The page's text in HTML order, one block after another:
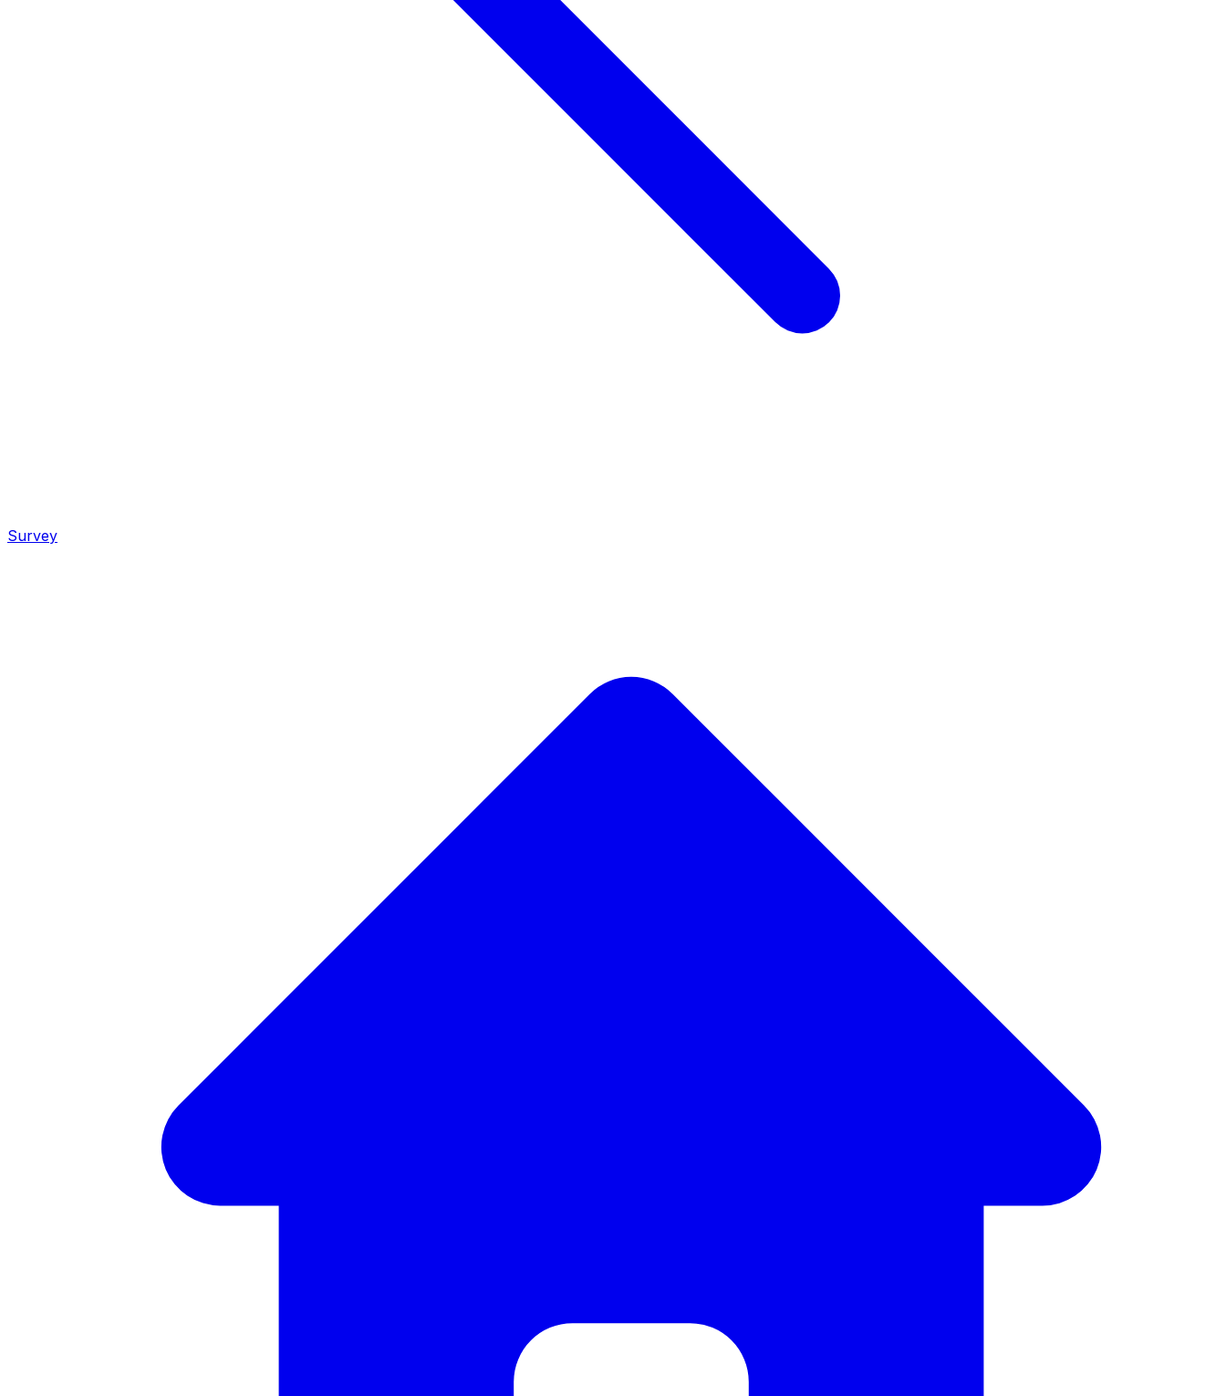
Survey